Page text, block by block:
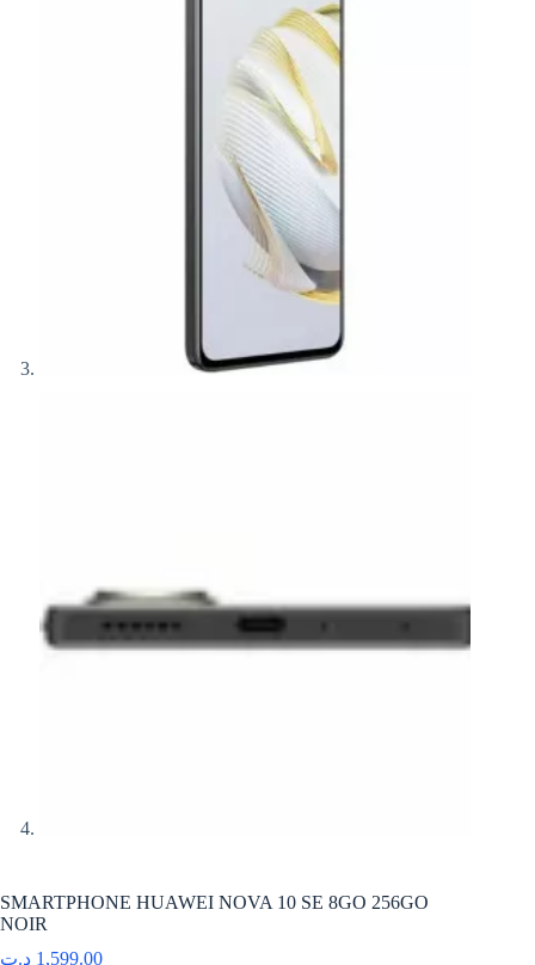
SMARTPHONE HUAWEI NOVA 10 SE 8GO 256GO
NOIR
1,599.00 د.ت